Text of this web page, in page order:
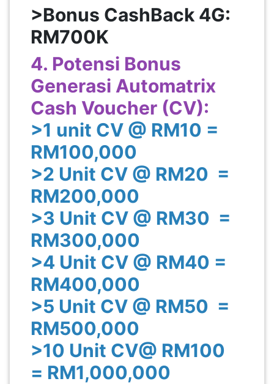
>Bonus CashBack 4G:
RM700K
4. Potensi Bonus
Generasi Automatrix
Cash Voucher (CV):
>1 unit CV @ RM10 =
RM100,000
>2 Unit CV @ RM20 =
RM200,000
>3 Unit CV @ RM30 =
RM300,000
>4 Unit CV @ RM40 =
RM400,000
>5 Unit CV @ RM50 =
RM500,000
>10 Unit CV@ RM100
= RM1,000,000